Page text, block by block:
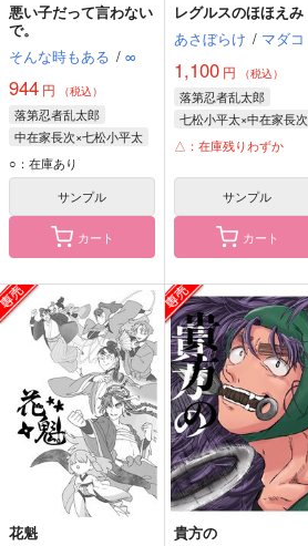
悪い子だって言わない
で。
そんな時もある / ∞
944 円 （税込）
落第忍者乱太郎
中在家長次×七松小平太
七松小平太
中在家長次
○：在庫あり
サンプル
カート
レグルスのほほえみ
あさぼらけ / マダコ
1,100 円 （税込）
落第忍者乱太郎
七松小平太×中在家長次
七松小平太
△：在庫残りわずか
サンプル
カート
花魁
貴方の